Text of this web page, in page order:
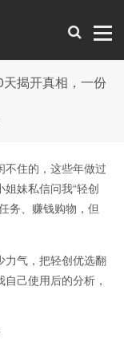
揭开真相，一份
住的，这些年做过
妹私信问我“轻创
务、赚钱购物，但
气，把轻创优选翻
己使用后的分析，